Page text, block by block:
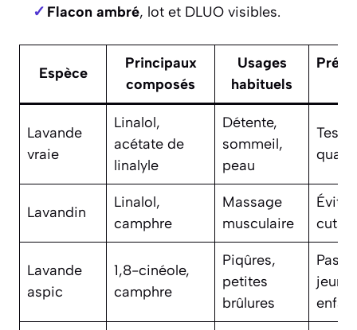
Flacon ambré, lot et DLUO visibles.
Espèce
Principaux
composés
Usages
habituels
Lavande
vraie
Linalol,
acétate de
linalyle
Détente,
sommeil,
peau
Test
Lavandin
Linalol,
camphre
Massage
musculaire
Lavande
aspic
1,8-cinéole,
camphre
Piqûres,
petites
brûlures
Pas